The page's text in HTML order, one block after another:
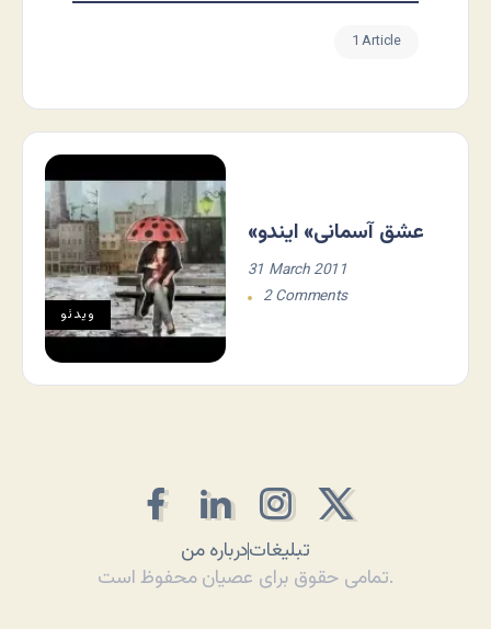
1 Article
ویدئو
«عشق آسمانی» ایندو
31 March 2011
2 Comments
درباره منتبلیغات
تمامی حقوق برای عصیان محفوظ است.